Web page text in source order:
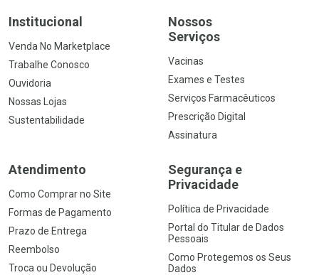
Institucional
Venda No Marketplace
Trabalhe Conosco
Ouvidoria
Nossas Lojas
Sustentabilidade
Nossos
Serviços
Vacinas
Exames e Testes
Serviços Farmacêuticos
Prescrição Digital
Assinatura
Atendimento
Como Comprar no Site
Formas de Pagamento
Prazo de Entrega
Reembolso
Troca ou Devolução
Segurança e
Privacidade
Política de Privacidade
Portal do Titular de Dados
Pessoais
Como Protegemos os Seus
Dados